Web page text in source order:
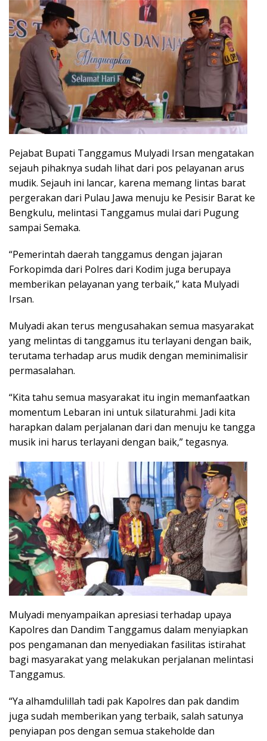
Pejabat Bupati Tanggamus Mulyadi Irsan mengatakan
sejauh pihaknya sudah lihat dari pos pelayanan arus
mudik. Sejauh ini lancar, karena memang lintas barat
pergerakan dari Pulau Jawa menuju ke Pesisir Barat ke
Bengkulu, melintasi Tanggamus mulai dari Pugung
sampai Semaka.
“Pemerintah daerah tanggamus dengan jajaran
Forkopimda dari Polres dari Kodim juga berupaya
memberikan pelayanan yang terbaik,” kata Mulyadi
Irsan.
Mulyadi akan terus mengusahakan semua masyarakat
yang melintas di tanggamus itu terlayani dengan baik,
terutama terhadap arus mudik dengan meminimalisir
permasalahan.
“Kita tahu semua masyarakat itu ingin memanfaatkan
momentum Lebaran ini untuk silaturahmi. Jadi kita
harapkan dalam perjalanan dari dan menuju ke tangga
musik ini harus terlayani dengan baik,” tegasnya.
Mulyadi menyampaikan apresiasi terhadap upaya
Kapolres dan Dandim Tanggamus dalam menyiapkan
pos pengamanan dan menyediakan fasilitas istirahat
bagi masyarakat yang melakukan perjalanan melintasi
Tanggamus.
“Ya alhamdulillah tadi pak Kapolres dan pak dandim
juga sudah memberikan yang terbaik, salah satunya
penyiapan pos dengan semua stakeholde dan